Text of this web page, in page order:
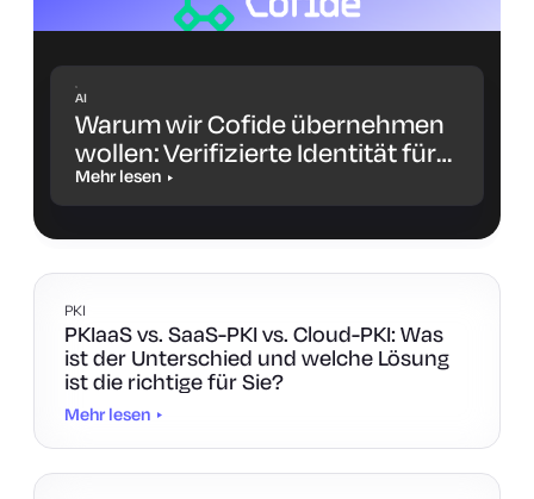
AI
Warum wir Cofide übernehmen
wollen: Verifizierte Identität für
Workloads und KI-Agenten
Mehr lesen
PKI
PKIaaS vs. SaaS-PKI vs. Cloud-PKI: Was
ist der Unterschied und welche Lösung
ist die richtige für Sie?
Mehr lesen